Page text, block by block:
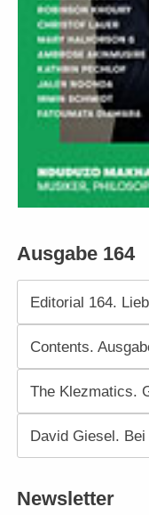
Ausgabe 164
Editorial 164.
Contents.
The Klezmatics.
David Giesel.
Newsletter